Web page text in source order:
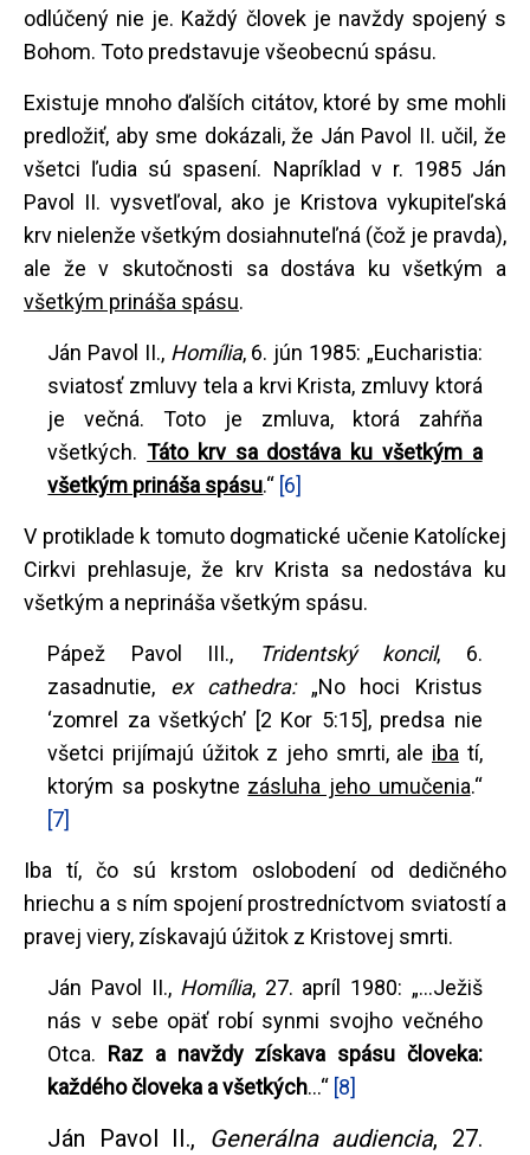
odlúčený nie je. Každý človek je navždy spojený s
Bohom. Toto predstavuje všeobecnú spásu.
Existuje mnoho ďalších citátov, ktoré by sme mohli
predložiť, aby sme dokázali, že Ján Pavol II. učil, že
všetci ľudia sú spasení. Napríklad v r. 1985 Ján
Pavol II. vysvetľoval, ako je Kristova vykupiteľská
krv nielenže všetkým dosiahnuteľná (čož je pravda),
ale že v skutočnosti sa dostáva ku všetkým a
všetkým prináša spásu.
Ján Pavol II., Homília, 6. jún 1985: „Eucharistia:
sviatosť zmluvy tela a krvi Krista, zmluvy ktorá
je večná. Toto je zmluva, ktorá zahŕňa
všetkých.Táto krv sa dostáva ku všetkým a
všetkým prináša spásu.“ [6]
V protiklade k tomuto dogmatické učenie Katolíckej
Cirkvi prehlasuje, že krv Krista sa nedostáva ku
všetkým a neprináša všetkým spásu.
Pápež Pavol III., Tridentský koncil, 6.
zasadnutie, ex cathedra:„No hoci Kristus
‘zomrel za všetkých’ [2 Kor 5:15], predsa nie
všetci prijímajú úžitok z jeho smrti, ale ibatí,
ktorým sa poskytne zásluha jeho umučenia.“
[7]
Iba tí, čo sú krstom oslobodení od dedičného
hriechu a s ním spojení prostredníctvom sviatostí a
pravej viery, získavajú úžitok z Kristovej smrti.
Ján Pavol II., Homília, 27. apríl 1980: „...Ježiš
nás v sebe opäť robí synmi svojho večného
Otca. Raz a navždy získava spásu človeka:
každého človeka a všetkých...“ [8]
Ján Pavol II., Generálna audiencia, 27.